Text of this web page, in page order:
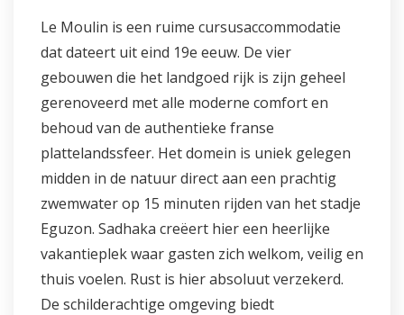
Le Moulin is een ruime cursusaccommodatie
dat dateert uit eind 19e eeuw. De vier
gebouwen die het landgoed rijk is zijn geheel
gerenoveerd met alle moderne comfort en
behoud van de authentieke franse
plattelandssfeer. Het domein is uniek gelegen
midden in de natuur direct aan een prachtig
zwemwater op 15 minuten rijden van het stadje
Eguzon. Sadhaka creëert hier een heerlijke
vakantieplek waar gasten zich welkom, veilig en
thuis voelen. Rust is hier absoluut verzekerd.
De schilderachtige omgeving biedt